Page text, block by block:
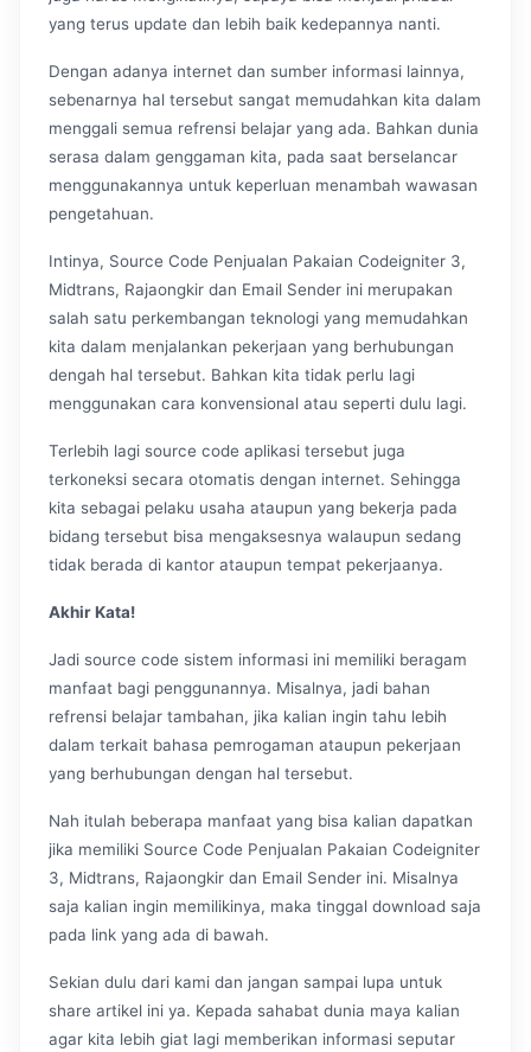
yang terus update dan lebih baik kedepannya nanti.
Dengan adanya internet dan sumber informasi lainnya,
sebenarnya hal tersebut sangat memudahkan kita dalam
menggali semua refrensi belajar yang ada. Bahkan dunia
serasa dalam genggaman kita, pada saat berselancar
menggunakannya untuk keperluan menambah wawasan
pengetahuan.
Intinya, Source Code Penjualan Pakaian Codeigniter 3,
Midtrans, Rajaongkir dan Email Sender ini merupakan
salah satu perkembangan teknologi yang memudahkan
kita dalam menjalankan pekerjaan yang berhubungan
dengah hal tersebut. Bahkan kita tidak perlu lagi
menggunakan cara konvensional atau seperti dulu lagi.
Terlebih lagi source code aplikasi tersebut juga
terkoneksi secara otomatis dengan internet. Sehingga
kita sebagai pelaku usaha ataupun yang bekerja pada
bidang tersebut bisa mengaksesnya walaupun sedang
tidak berada di kantor ataupun tempat pekerjaanya.
Akhir Kata!
Jadi source code sistem informasi ini memiliki beragam
manfaat bagi penggunannya. Misalnya, jadi bahan
refrensi belajar tambahan, jika kalian ingin tahu lebih
dalam terkait bahasa pemrogaman ataupun pekerjaan
yang berhubungan dengan hal tersebut.
Nah itulah beberapa manfaat yang bisa kalian dapatkan
jika memiliki Source Code Penjualan Pakaian Codeigniter
3, Midtrans, Rajaongkir dan Email Sender ini. Misalnya
saja kalian ingin memilikinya, maka tinggal download saja
pada link yang ada di bawah.
Sekian dulu dari kami dan jangan sampai lupa untuk
share artikel ini ya. Kepada sahabat dunia maya kalian
agar kita lebih giat lagi memberikan informasi seputar